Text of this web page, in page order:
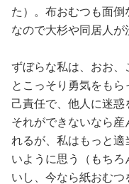
た）。布おむつも面
なので大杉や同居人が
ずぼらな私は、おお、
とこっそり勇気をも
己責任で、他人に迷惑
それができないなら産
れるが、私はもっと
いように思う（もち
いし、今なら紙おむ